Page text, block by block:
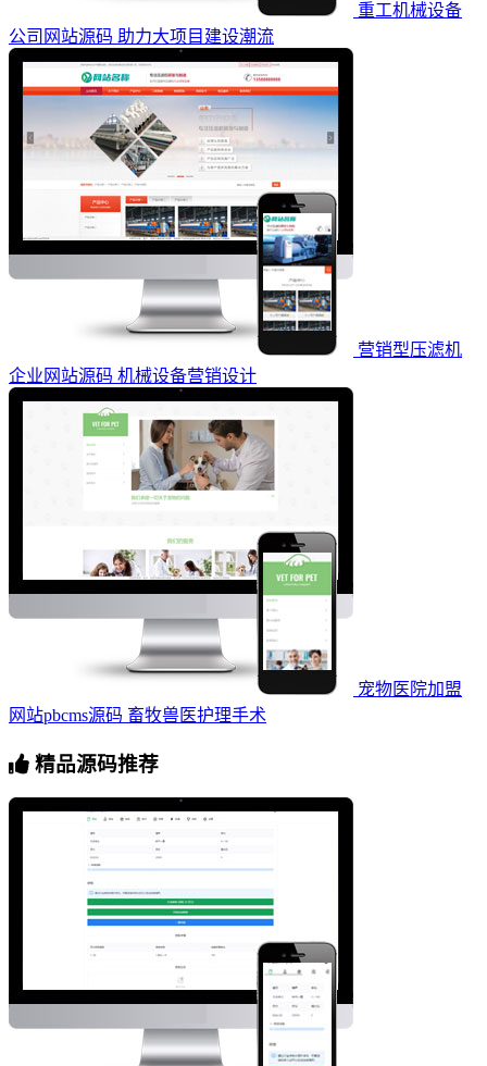
重工机械设备
公司网站源码 助力大项目建设潮流
营销型压滤机
企业网站源码 机械设备营销设计
宠物医院加盟
网站pbcms源码 ‌畜牧兽医护理手术
精品源码推荐